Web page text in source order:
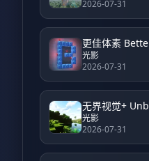
2026-07-31
更佳体素
光影
2026-07-31
无界视觉+
光影
2026-07-31